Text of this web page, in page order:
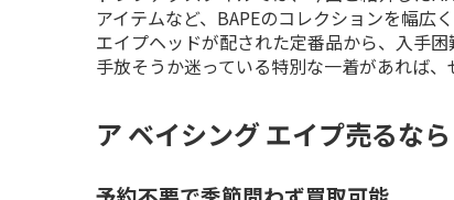
アイテムなど、BAPEのコレクションを幅広く
エイプヘッドが配された定番品から、入手
手放そうか迷っている特別な一着があれば、
ア ベイシング エイプ売るな